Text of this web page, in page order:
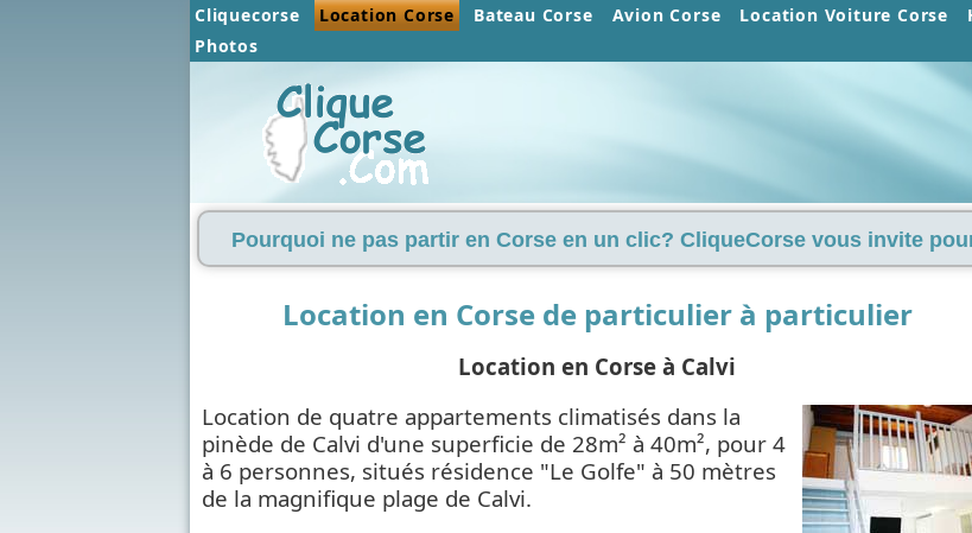
Cliquecorse Location Corse Bateau Corse Avion Corse Location Voiture Corse
Photos
Pourquoi ne pas partir en Corse en un clic? CliqueCorse vous invite
Location en Corse de particulier à particulier
Location en Corse à Calvi
Location de quatre appartements climatisés dans la
pinède de Calvi d'une superficie de 28m² à 40m², pour 4
à 6 personnes, situés résidence "Le Golfe" à 50 mètres
de la magnifique plage de Calvi.